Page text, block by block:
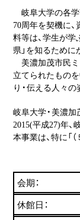
岐阜大学の各学
70周年を契機に
料等は、学生が
県」を知るため
美濃加茂市民ミ
立てられたもの
り・伝える人々
岐阜大学・美濃
2015(平成27)年
本事業は、特に「
会期：
休館日：